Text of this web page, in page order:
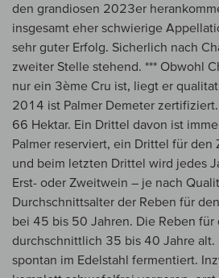
den grandiosen 2023er
insgesamt eher schwierige
sehr guter Erfolg. Sicherlich nach
zweiter Stelle stehend. *** Obwohl
nur ein 3ème Cru ist, liegt er
2014 ist Palmer Demeter
66 Hektar. Ein Drittel davon ist
Palmer reserviert, ein Drittel für den
und beim letzten Drittel wird jedes
Erst- oder Zweitwein – je nach
Durchschnittsalter der Reben für
bei 45 bis 50 Jahren. Die Reben für
durchschnittlich 35 bis 40 Jahre alt.
spontan im Edelstahl fermentiert.